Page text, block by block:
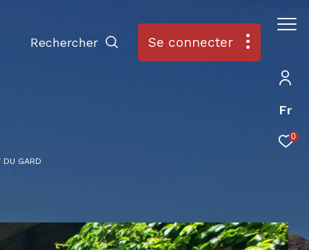
Fr
0
Rechercher Se connecter
GARD